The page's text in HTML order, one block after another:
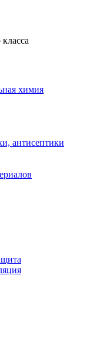
химия
антисептики